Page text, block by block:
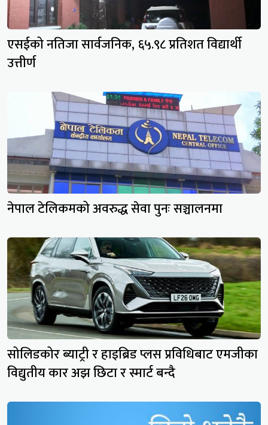
एसईको नतिजा सार्वजनिक, ६५.९८ प्रतिशत विद्यार्थी
उत्तीर्ण
नेपाल टेलिकमको अवरुद्ध सेवा पुनः सञ्चालनमा
सोलिडकोर ब्याट्री र हाइब्रिड प्लस प्रविधिबाट एमजीका
विद्युतीय कार अझ छिटा र स्मार्ट बन्दै